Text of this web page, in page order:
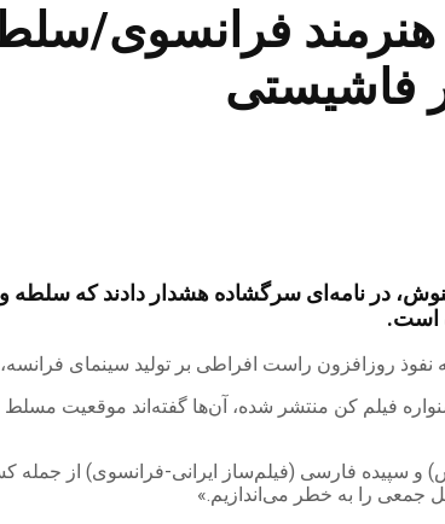
هشدار ژولیت بینوش و 600
فاشیستی
بینوش، در نامه‌ای سرگشاده هشدار دادند که سلطه
است.
فیلم کن منتشر شده، آن‌ها گفته‌اند موقعیت مسلط
و سپیده فارسی (فیلم‌ساز ایرانی-فرانسوی) از جمله
جمعی را به خطر می‌اندازیم.»